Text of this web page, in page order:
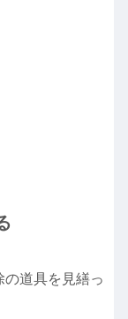
道具を見繕っ